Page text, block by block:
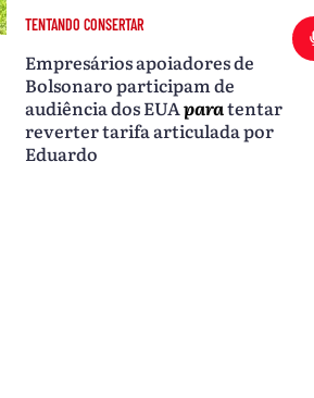
TENTANDO CONSERTAR
Empresários apoiadores de
Bolsonaro participam de
audiência dos EUAparatentar
reverter tarifa articulada por
Eduardo